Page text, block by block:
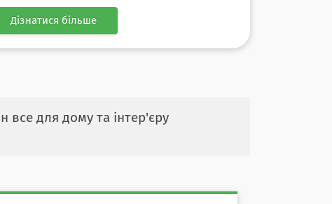
Дізнатися більше
все для дому та інтер'єру